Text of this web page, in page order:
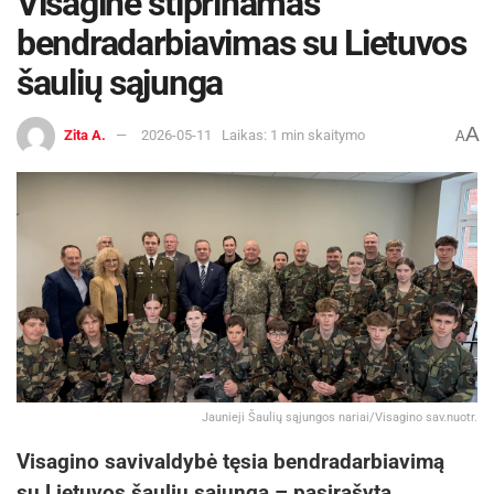
bendradarbiavimas su Lietuvos
šaulių sąjunga
Zita A. 2026-05-11 Laikas: 1 min skaitymo AA
Jaunieji Šaulių sąjungos nariai/Visagino sav.nuotr.
Visagino savivaldybė tęsia bendradarbiavimą